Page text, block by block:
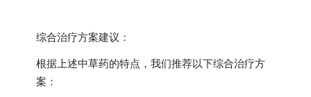
综合治疗方案建议：
根据上述中草药的特点，我们推荐以下综合治疗方
案：